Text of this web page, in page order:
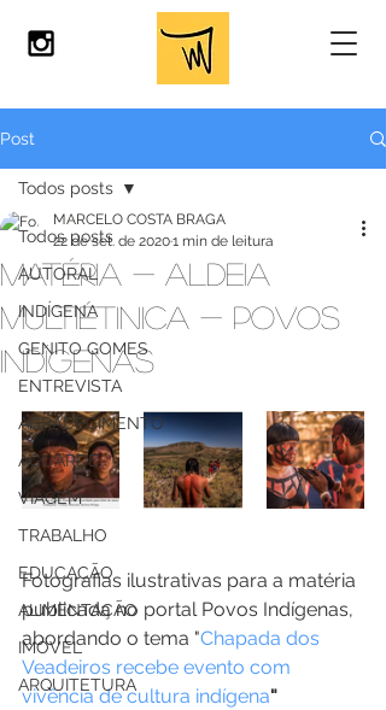
Post
Todos posts
AUTORAL
INDÍGENA
GENITO GOMES
ENTREVISTA
AGRADECIMENTO
AGUARDE
VIAGEM
TRABALHO
EDUCAÇÃO
ALIMENTAÇÃO
IMÓVEL
ARQUITETURA
Todos posts
MATÉRIA - ALDEIA
MULTIÉTINICA - POVOS
INDÍGENAS
MARCELO COSTA BRAGA
22 de set. de 20201 min de leitura
Fotografias ilustrativas para a matéria
publicada no portal Povos Indígenas,
abordando o tema "Chapada dos
Veadeiros recebe evento com
vivência de cultura indígena"